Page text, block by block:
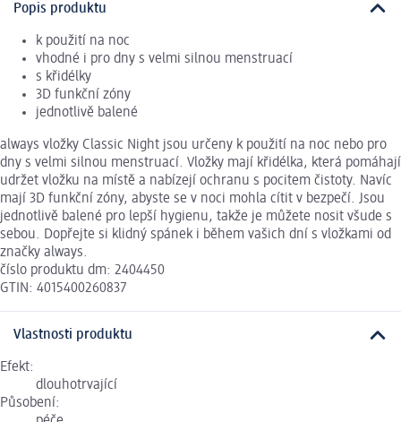
Popis produktu
k použití na noc
vhodné i pro dny s velmi silnou menstruací
s křidélky
3D funkční zóny
jednotlivě balené
always vložky Classic Night jsou určeny k použití na noc nebo pro
dny s velmi silnou menstruací. Vložky mají křidélka, která pomáhají
udržet vložku na místě a nabízejí ochranu s pocitem čistoty. Navíc
mají 3D funkční zóny, abyste se v noci mohla cítit v bezpečí. Jsou
jednotlivě balené pro lepší hygienu, takže je můžete nosit všude s
sebou. Dopřejte si klidný spánek i během vašich dní s vložkami od
značky always.
číslo produktu dm: 2404450
GTIN: 4015400260837
Vlastnosti produktu
Efekt:
dlouhotrvající
Působení: